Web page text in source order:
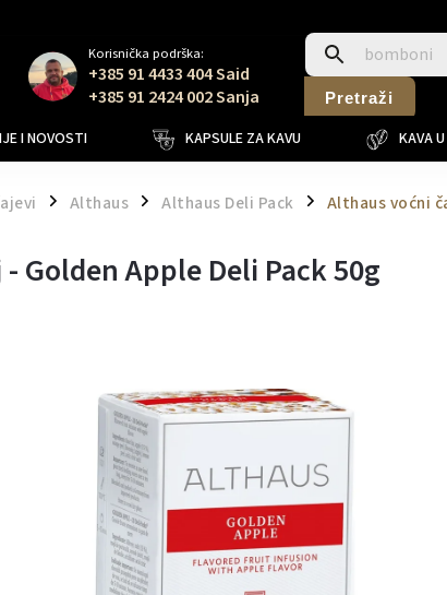
Korisnička podrška:
+385 91 4433 404 Said
+385 91 2424 002 Sanja
Pretraži
I NOVOSTI KAPSULE ZA KAVU KAVA
/ Althaus / Althaus Deli Pack / Althaus voćni
Golden Apple Deli Pack 50g